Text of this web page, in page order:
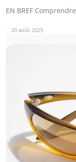
EN BREF
20 août 2025